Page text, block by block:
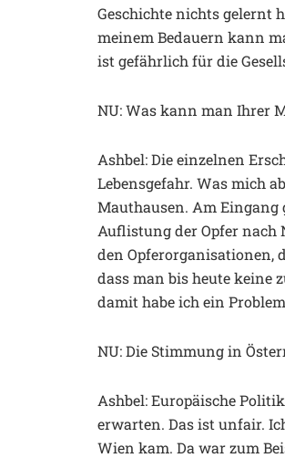
Geschichte nichts gelernt
meinem Bedauern kann
ist gefährlich für die
NU: Was kann man Ihrer
Ashbel: Die einzelnen
Lebensgefahr. Was mich
Mauthausen. Am Eingang
Auflistung der Opfer nach
den Opferorganisationen,
dass man bis heute keine
damit habe ich ein
NU: Die Stimmung in
Ashbel: Europäische
erwarten. Das ist unfair.
Wien kam. Da war zum